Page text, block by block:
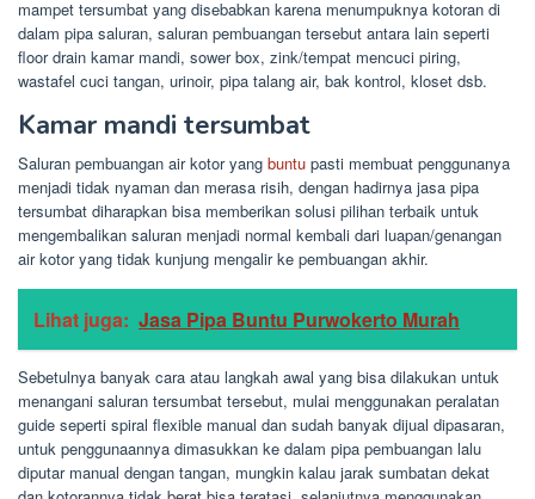
mampet tersumbat yang disebabkan karena menumpuknya kotoran di
dalam pipa saluran, saluran pembuangan tersebut antara lain seperti
floor drain kamar mandi, sower box, zink/tempat mencuci piring,
wastafel cuci tangan, urinoir, pipa talang air, bak kontrol, kloset dsb.
Kamar mandi tersumbat
Saluran pembuangan air kotor yang buntu pasti membuat penggunanya
menjadi tidak nyaman dan merasa risih, dengan hadirnya jasa pipa
tersumbat diharapkan bisa memberikan solusi pilihan terbaik untuk
mengembalikan saluran menjadi normal kembali dari luapan/genangan
air kotor yang tidak kunjung mengalir ke pembuangan akhir.
Lihat juga: Jasa Pipa Buntu Purwokerto Murah
Sebetulnya banyak cara atau langkah awal yang bisa dilakukan untuk
menangani saluran tersumbat tersebut, mulai menggunakan peralatan
guide seperti spiral flexible manual dan sudah banyak dijual dipasaran,
untuk penggunaannya dimasukkan ke dalam pipa pembuangan lalu
diputar manual dengan tangan, mungkin kalau jarak sumbatan dekat